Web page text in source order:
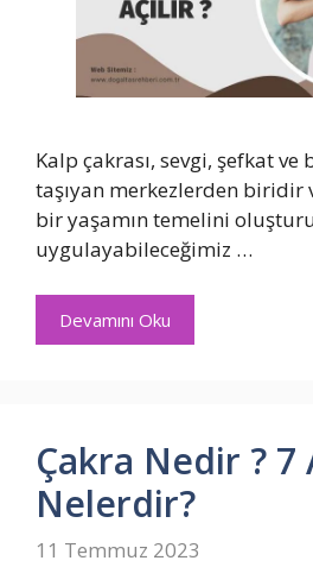
Kalp çakrası, sevgi, şefkat
taşıyan merkezlerden biridir
bir yaşamın temelini
uygulayabileceğimiz …
Devamını Oku
Çakra Nedir ? 7
Nelerdir?
11 Temmuz 2023